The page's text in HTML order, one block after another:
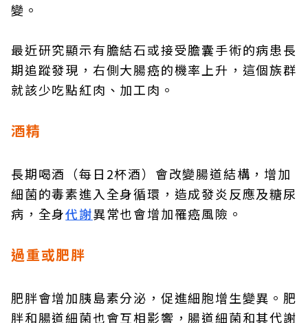
變。
最近研究顯示有膽結石或接受膽囊手術的病患長
期追蹤發現，右側大腸癌的機率上升，這個族群
就該少吃點紅肉、加工肉。
酒精
長期喝酒（每日2杯酒）會改變腸道結構，增加
細菌的毒素進入全身循環，造成發炎反應及糖尿
病，全身代謝異常也會增加罹癌風險。
過重或肥胖
肥胖會增加胰島素分泌，促進細胞增生變異。肥
胖和腸道細菌也會互相影響，腸道細菌和其代謝